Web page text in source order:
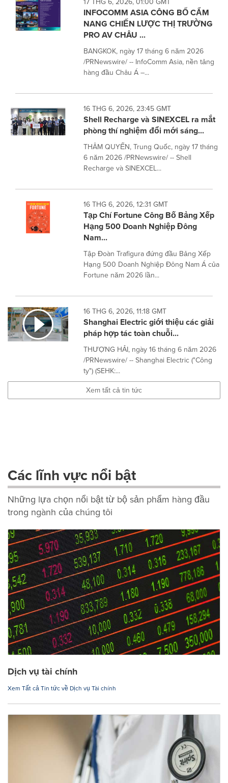
INFOCOMM ASIA CÔNG BỐ CẨM
NANG CHIẾN LƯỢC THỊ TRƯỜNG
PRO AV CHÂU ...
BANGKOK, ngày 17 tháng 6 năm 2026
/PRNewswire/ -- InfoComm Asia, nền tảng
hàng đầu Châu Á –...
16 THG 6, 2026, 23:45 GMT
Shell Recharge và SINEXCEL ra mắt
phòng thí nghiệm đổi mới sáng...
THÂM QUYẾN, Trung Quốc, ngày 17 tháng
6 năm 2026 /PRNewswire/ -- Shell
Recharge và SINEXCEL...
16 THG 6, 2026, 12:31 GMT
Tạp Chí Fortune Công Bố Bảng Xếp
Hạng 500 Doanh Nghiệp Đông
Nam...
Tập Đoàn Trafigura đứng đầu Bảng Xếp
Hạng 500 Doanh Nghiệp Đông Nam Á của
Fortune năm 2026 lần...
16 THG 6, 2026, 11:18 GMT
Shanghai Electric giới thiệu các giải
pháp hợp tác toàn chuỗi...
THƯỢNG HẢI, ngày 16 tháng 6 năm 2026
/PRNewswire/ -- Shanghai Electric ("Công
ty") (SEHK:...
Xem tất cả tin tức
Các lĩnh vực nổi bật
Những lựa chọn nổi bật từ bộ sản phẩm hàng đầu
trong ngành của chúng tôi
Dịch vụ tài chính
Xem Tất cả Tin tức về Dịch vụ Tài chính